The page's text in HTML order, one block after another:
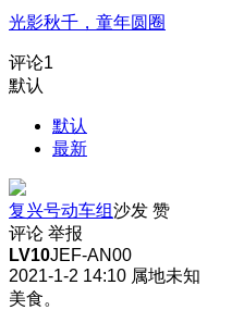
光影秋千，童年圆圈
评论1
默认
默认
最新
复兴号动车组沙发 赞
评论 举报
LV10JEF-AN00
2021-1-2 14:10 属地未知
美食。